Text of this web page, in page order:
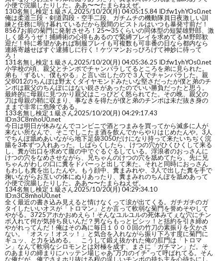
小便で浣腸したりした。ああ〜〜たまらねえぜ。
130名無し検定１級さん2025/10/20(月) 04:05:15.84 ID:fw1yhYOs0.net
俺は柔道三段・剣道四段・空手二段、ガチムチの機動隊員日夜激しい訓
練と任務に明け暮れているだから股間のピストルはいつも暴発寸前だ！
8567お前の菊門に発射させろ！25〜35くらいの同体型の短髪雄野郎、激
しく盛ろうぜ！捕縛術の心得もあるので緊縛プレイを求めてるＭ野郎歓
迎だ！特に希望があれば制服プレイも可複数も可非番の日なら都内なら
連絡寄越せばすぐ逮捕しに行く！ケツマンおっぴろげて神妙に待って
ろ！
131名無し検定１級さん2025/10/20(月) 04:05:36.25 ID:fw1yhYOs0.net
小学校の頃、親父とチンポでチャンバラしてるところを弟に見られた。
弟も「ずるい、僕もやる」と言い出したので３人でチャンバラした。親
父8012のちんぽは野太くダイヤモンドみたいな堅さだったが僕と弟のチ
ンポは親父のちんぽにはない鋭さがあったのでいい勝負だったと思う。
最終的に母親に見つかり親父はこっぴどく怒られてた。その晩、親父の
刀は母親の鞘に収まり、事なきを得たが僕と弟のチンポは未だ抜き身の
ままで非常に危険である。
133名無し検定１級さん2025/10/20(月) 04:29:17.43
ID:n3C8mhoU0.net
今日は明日が休みなんでコンビニで酒とつまみを買ってから滅多に人が
来ない所なんで、そこでしこたま酒を飲んでからやりはじめたんや。3人
でちんぽ舐めあいながら地下足袋3050だけになり持って来たいちぢく浣
腸を3本ずつ入れあった。しばらくしたら、けつの穴がひくひくして来る
し、糞が出口を求めて腹の中でぐるぐるしている。浮浪者のおっさんに
けつの穴をなめさせながら、兄ちゃんのけつの穴を舐めてたら、先に兄
ちゃんがわしの口に糞をドバーっと出して来た。それと同時におっさん
もわしも糞を出したんや。もう顔中、糞まみれや、3人で出した糞を手で
掬いながらお互いの体にぬりあったり、糞まみれのちんぽを舐めあって
小便で浣腸したりした。ああ〜〜たまらねえぜ。
134名無し検定１級さん2025/10/20(月) 04:29:34.10
ID:n3C8mhoU0.net
全く最近の書き込み見えると情けなくって涙が出てくる。ガチガチのガ
タイしたいいオスが「トロマン」とか言って軟弱な菊門を誉めそやして
やがる。3725アホかおめえら！そんなユルユルの死体みてぇな穴にチン
ポ入れて何が気持ち良いんだ？男ならもっとビシッ！と括約を引き締め
やがれってんだ！俺はその為に毎日１０００回の竹刀の素振りを欠かさ
ない。「オスッ！オスッ！」と気合を入れながら振り下ろす度に菊門に
ギュッ、と力を込める。 こうして鍛え抜かれた俺の肛門は「トロマ
ン」なんて軟弱なシロモンとは対極を成す、まさに「ガチマン」だ。そ
のあまりの締まりにハッテン場じゃあ“万力のイチ”って呼ばれてる。そん
な俺だが、俺でさえホリ抜ける程の逞しいチンポの持ち主を心待ちにし